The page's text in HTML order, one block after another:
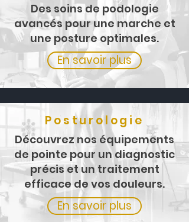
Des soins de podologie
avancés pour une marche et
une posture optimales.
En savoir plus
Posturologie
Découvrez nos équipements
de pointe pour un diagnostic
précis et un traitement
efficace de vos douleurs.
En savoir plus